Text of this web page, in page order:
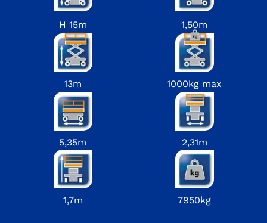
H 15m 1,50m
13m 1000kg max
5,35m 2,31m
1,7m 7950kg